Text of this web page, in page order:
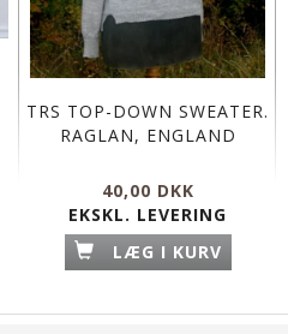
TRS TOP-DOWN SWEATER.
RAGLAN, ENGLAND
40,00 DKK
EKSKL. LEVERING
LÆG I KURV